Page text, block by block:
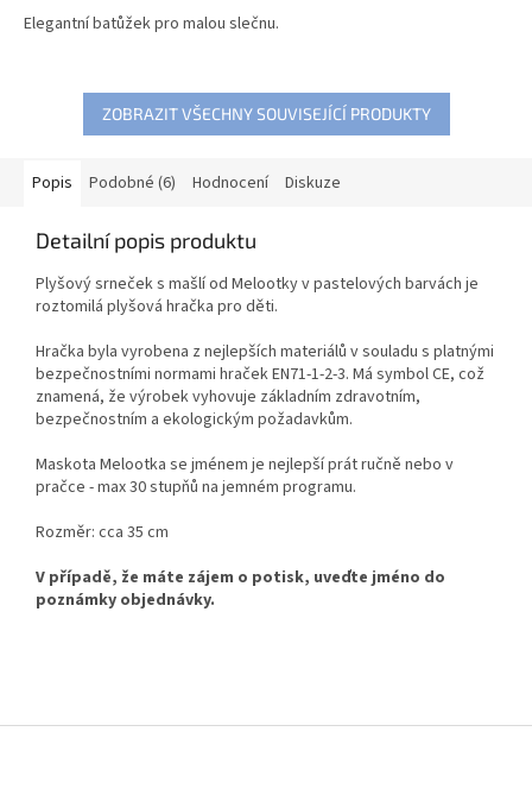
Elegantní batůžek pro malou slečnu.
ZOBRAZIT VŠECHNY SOUVISEJÍCÍ PRODUKTY
Popis Podobné (6) Hodnocení Diskuze
Detailní popis produktu
Plyšový srneček s mašlí od Melootky v pastelových barvách je
roztomilá plyšová hračka pro děti.
Hračka byla vyrobena z nejlepších materiálů v souladu s platnými
bezpečnostními normami hraček EN71-1-2-3. Má symbol CE, což
znamená, že výrobek vyhovuje základním zdravotním,
bezpečnostním a ekologickým požadavkům.
Maskota Melootka se jménem je nejlepší prát ručně nebo v
pračce - max 30 stupňů na jemném programu.
Rozměr: cca 35 cm
V případě, že máte zájem o potisk, uveďte jméno do
poznámky objednávky.